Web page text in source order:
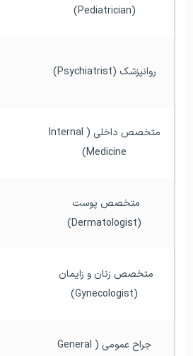
(Pediatrician)
روانپزشک (Psychiatrist)
متخصص داخلی (Internal
Medicine)
(Dermatologist)
(Gynecologist)
جراح عمومی (General